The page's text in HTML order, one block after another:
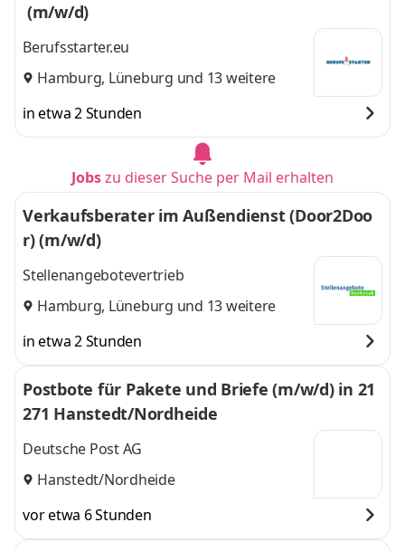
(m/w/d)
Berufsstarter.eu
Hamburg, Lüneburg und 13 weitere
in etwa 2 Stunden
Jobszu dieser Suche per Mail erhalten
Verkaufsberater im Außendienst (Door2Doo
r) (m/w/d)
Stellenangebotevertrieb
Hamburg, Lüneburg und 13 weitere
in etwa 2 Stunden
Postbote für Pakete und Briefe (m/w/d) in 21
271 Hanstedt/Nordheide
Deutsche Post AG
Hanstedt/Nordheide
vor etwa 6 Stunden